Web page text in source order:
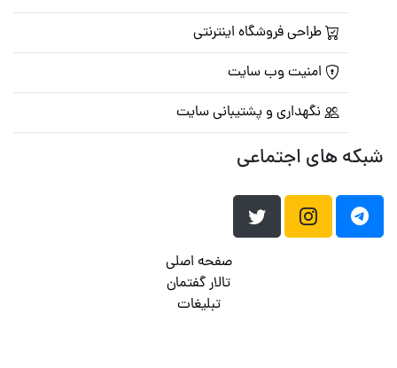
طراحی فروشگاه اینترنتی
امنیت وب سایت
نگهداری و پشتیبانی سایت
شبکه های اجتماعی
صفحه اصلی
تالار گفتمان
تبلیغات